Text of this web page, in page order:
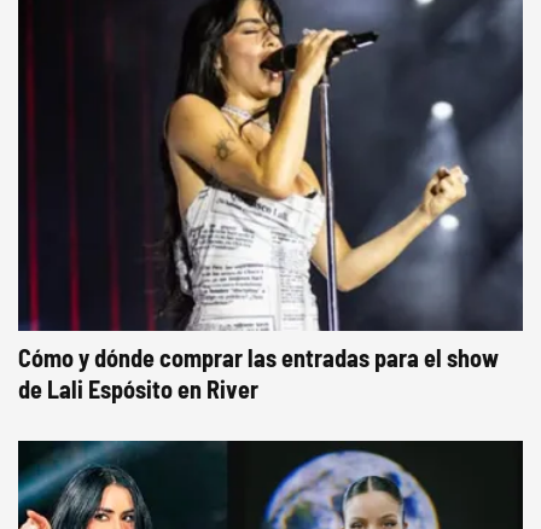
Cómo y dónde comprar las entradas para el show
de Lali Espósito en River